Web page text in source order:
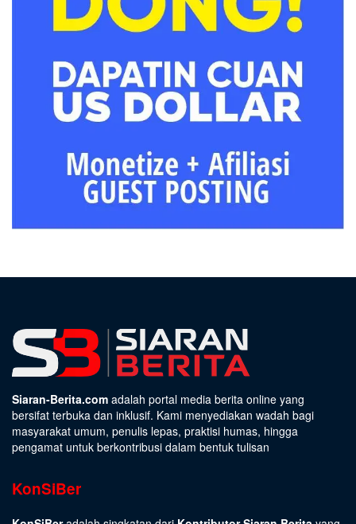
Siaran-Berita.com adalah portal media berita online yang
bersifat terbuka dan inklusif. Kami menyediakan wadah bagi
masyarakat umum, penulis lepas, praktisi humas, hingga
pengamat untuk berkontribusi dalam bentuk tulisan
KonSiBer